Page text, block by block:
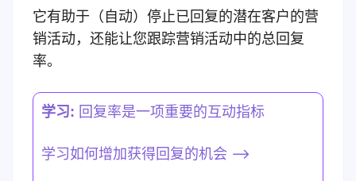
它有助于（自动）停止已回复的潜在客户的营
销活动，还能让您跟踪营销活动中的总回复
率。
学习: 回复率是一项重要的互动指标
学习如何增加获得回复的机会 –>